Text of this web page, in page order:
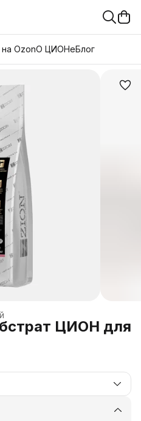
OzonО ЦИОНеБлог
ЦИОН для